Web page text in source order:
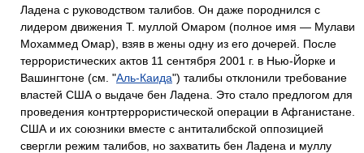
Ладена с руководством талибов. Он даже породнился с
лидером движения Т. муллой Омаром (полное имя — Мулави
Мохаммед Омар), взяв в жены одну из его дочерей. После
террористических актов 11 сентября 2001 г. в Нью-Йорке и
Вашингтоне (см. "Аль-Каида") талибы отклонили требование
властей США о выдаче бен Ладена. Это стало предлогом для
проведения контртеррористической операции в Афганистане.
США и их союзники вместе с антиталибской оппозицией
свергли режим талибов, но захватить бен Ладена и муллу